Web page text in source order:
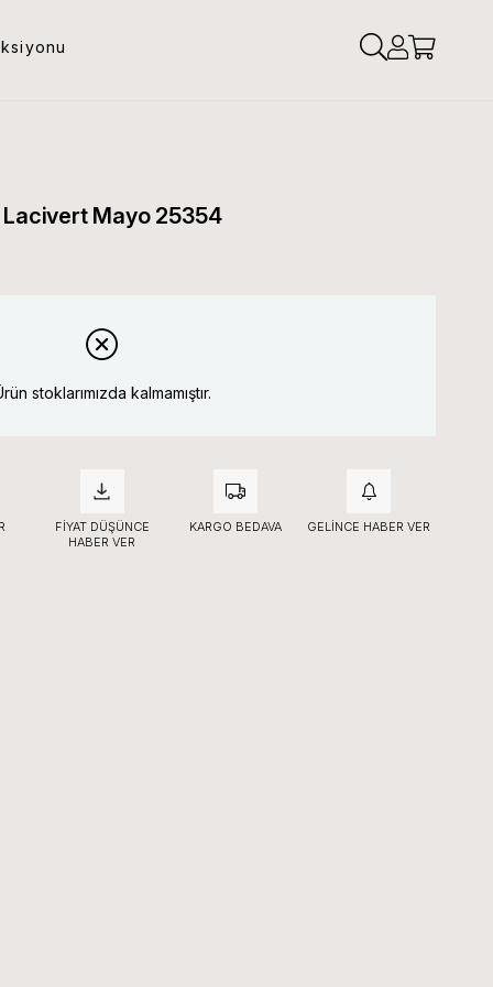
Mayo 25354
stoklarımızda kalmamıştır.
FIYAT DÜŞÜNCE
HABER VER
KARGO BEDAVA GELINCE HABER VER